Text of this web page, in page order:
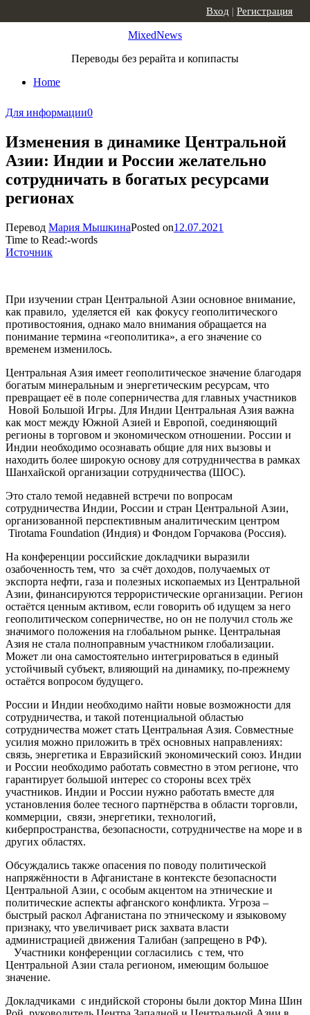
MixedNews
Переводы без рерайта и копипасты
Home
Вход | Регистрация
Для информации0
Изменения в динамике Центральной
Азии: Индии и России желательно
сотрудничать в богатых ресурсами
регионах
Перевод Мария МышкинаPosted on12.07.2021
Time to Read:-words
Источник
При изучении стран Центральной Азии основное внимание,
как правило, уделяется ей как фокусу геополитического
противостояния, однако мало внимания обращается на
понимание термина «геополитика», а его значение со
временем изменилось.
Центральная Азия имеет геополитическое значение благодаря
богатым минеральным и энергетическим ресурсам, что
превращает её в поле соперничества для главных участников
Новой Большой Игры. Для Индии Центральная Азия важна
как мост между Южной Азией и Европой, соединяющий
регионы в торговом и экономическом отношении. России и
Индии необходимо осознавать общие для них вызовы и
находить более широкую основу для сотрудничества в рамках
Шанхайской организации сотрудничества (ШОС).
Это стало темой недавней встречи по вопросам
сотрудничества Индии, России и стран Центральной Азии,
организованной перспективным аналитическим центром
Tirotama Foundation (Индия) и Фондом Горчакова (Россия).
На конференции российские докладчики выразили
озабоченность тем, что за счёт доходов, получаемых от
экспорта нефти, газа и полезных ископаемых из Центральной
Азии, финансируются террористические организации. Регион
остаётся ценным активом, если говорить об идущем за него
геополитическом соперничестве, но он не получил столь же
значимого положения на глобальном рынке. Центральная
Азия не стала полноправным участником глобализации.
Может ли она самостоятельно интегрироваться в единый
устойчивый субъект, влияющий на динамику, по-прежнему
остаётся вопросом будущего.
России и Индии необходимо найти новые возможности для
сотрудничества, и такой потенциальной областью
сотрудничества может стать Центральная Азия. Совместные
усилия можно приложить в трёх основных направлениях:
связь, энергетика и Евразийский экономический союз. Индии
и России необходимо работать совместно в этом регионе, что
гарантирует большой интерес со стороны всех трёх
участников. Индии и России нужно работать вместе для
установления более тесного партнёрства в области торговли,
коммерции, связи, энергетики, технологий,
киберпространства, безопасности, сотрудничестве на море и в
других областях.
Обсуждались также опасения по поводу политической
напряжённости в Афганистане в контексте безопасности
Центральной Азии, с особым акцентом на этнические и
политические аспекты афганского конфликта. Угроза –
быстрый раскол Афганистана по этническому и языковому
признаку, что увеличивает риск захвата власти
администрацией движения Талибан (запрещено в РФ).
Участники конференции согласились с тем, что
Центральной Азии стала регионом, имеющим большое
значение.
Докладчиками с индийской стороны были доктор Мина Шин